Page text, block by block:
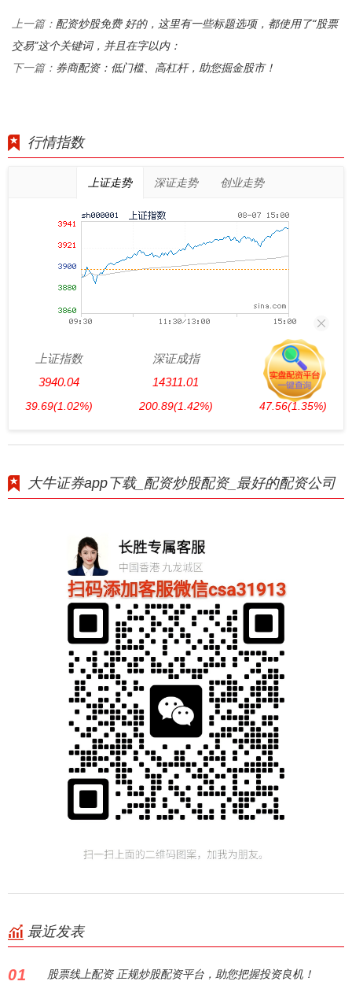
上一篇： 配资炒股免费 好的，这里有一些标题选项，都使用了“股票
交易”这个关键词，并且在字以内：
下一篇： 券商配资：低门槛、高杠杆，助您掘金股市！
行情指数
上证走势 深证走势 创业走势
上证指数
3940.04
39.69(1.02%)
深证成指
14311.01
200.89(1.42%)
创业板指
3563.12
47.56(1.35%)
大牛证券app下载_配资炒股配资_最好的配资公司
最近发表
01 股票线上配资 正规炒股配资平台，助您把握投资良机！